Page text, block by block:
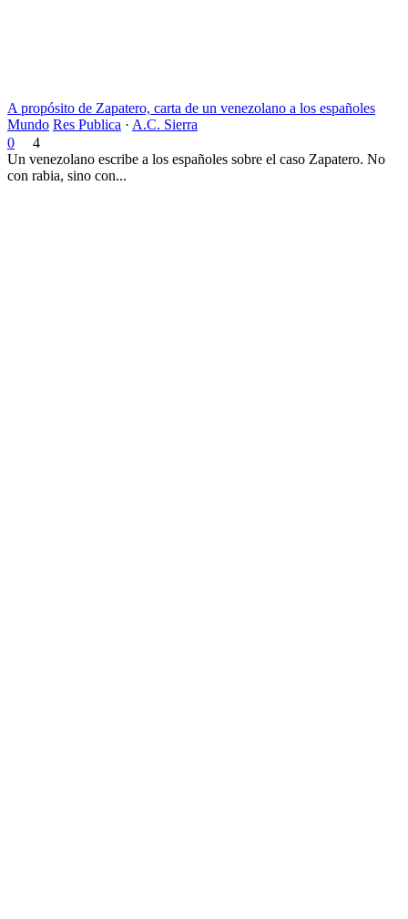
A propósito de Zapatero, carta de un venezolano a los españoles
Mundo Res Publica · A.C. Sierra
0
4
Un venezolano escribe a los españoles sobre el caso Zapatero. No
con rabia, sino con...